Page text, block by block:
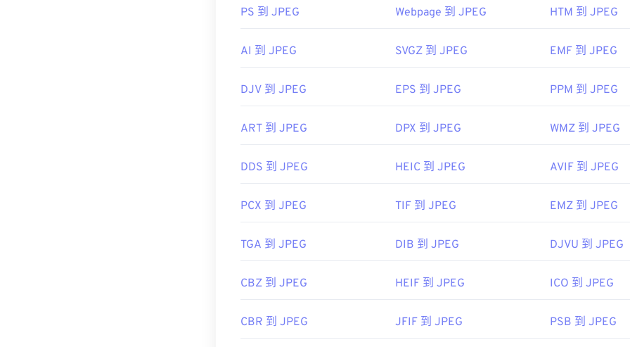
Photos）和 Mac OS 應用程式（例如 Apple Preview）中自動開啟。
開發者： Chrome
聯合影像專家小組
實用連結：
PS 到 JPEG Webpage 到 JPEG HTM 到 JPEG
AI 到 JPEG SVGZ 到 JPEG EMF 到 JPEG
DJV 到 JPEG EPS 到 JPEG PPM 到 JPEG
ART 到 JPEG DPX 到 JPEG WMZ 到 JPEG
DDS 到 JPEG HEIC 到 JPEG AVIF 到 JPEG
PCX 到 JPEG TIF 到 JPEG EMZ 到 JPEG
TGA 到 JPEG DIB 到 JPEG DJVU 到 JPEG
CBZ 到 JPEG HEIF 到 JPEG ICO 到 JPEG
CBR 到 JPEG JFIF 到 JPEG PSB 到 JPEG